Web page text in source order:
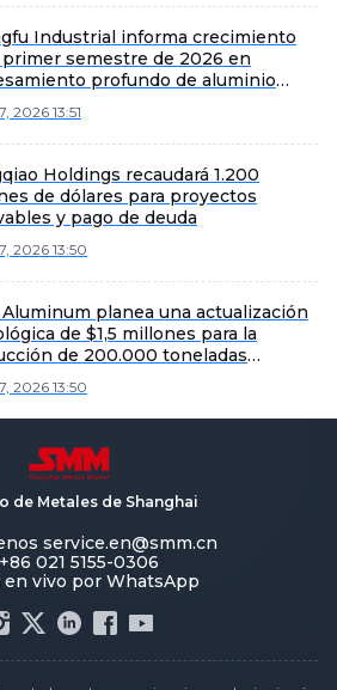
Industrial informa crecimiento
semestre de 2026 en
profundo de aluminio
2026 13:51
Holdings recaudará 1.200
de dólares para proyectos
y pago de deuda
2026 13:50
planea una actualización
de $1,5 millones para la
de 200.000 toneladas
2026 13:50
de Metales de Shanghai
service.en@smm.cn
+86 021 5155-0306
en vivo por WhatsApp